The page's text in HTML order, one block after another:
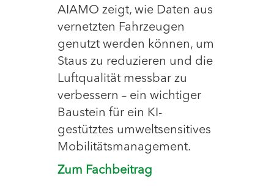
AIAMO zeigt, wie Daten aus
vernetzten Fahrzeugen
genutzt werden können, um
Staus zu reduzieren und die
Luftqualität messbar zu
verbessern – ein wichtiger
Baustein für ein KI-
gestütztes umweltsensitives
Mobilitätsmanagement.
Zum Fachbeitrag